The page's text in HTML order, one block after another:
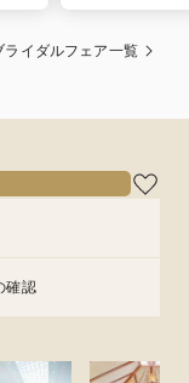
ライダルフェア一覧
確認